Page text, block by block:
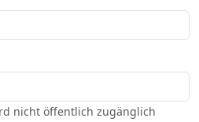
nicht öffentlich zugänglich